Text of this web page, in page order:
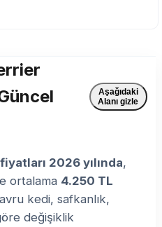
Aşağıdaki
Alanı gizle
2026 yılında,
ortalama 4.250 TL
kedi, safkanlık,
değişiklik